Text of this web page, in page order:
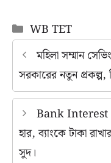
Categories
WB TET
মহিলা সম্মান
সরকারের নতুন প্রকল্প,
Bank Interest
হার, ব্যাংকে টাকা
সুদ।